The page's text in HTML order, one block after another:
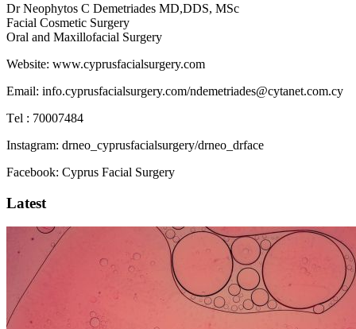
Dr Neophytos C Demetriades MD,DDS, MSc
Facial Cosmetic Surgery
Oral and Maxillofacial Surgery
Website: www.cyprusfacialsurgery.com
Email: info.cyprusfacialsurgery.com/ndemetriades@cytanet.com.cy
Τel : 70007484
Instagram: drneo_cyprusfacialsurgery/drneo_drface
Facebook: Cyprus Facial Surgery
Latest